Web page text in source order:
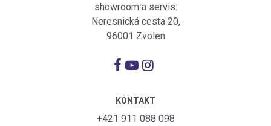
showroom a servis:
Neresnická cesta 20,
96001 Zvolen
KONTAKT
+421 911 088 098